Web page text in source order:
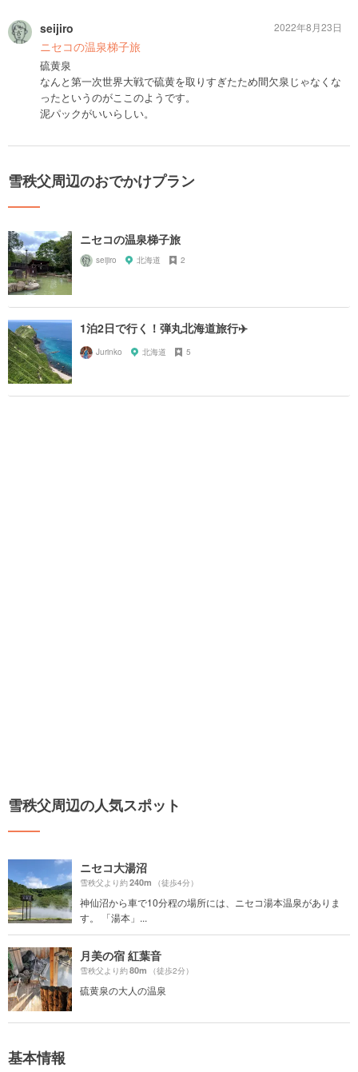
seijiro
ニセコの温泉梯子旅
硫黄泉
なんと第一次世界大戦で硫黄を取りすぎたため間欠泉じゃなくな
ったというのがここのようです。
泥パックがいいらしい。
2022年8月23日
雪秩父周辺のおでかけプラン
ニセコの温泉梯子旅
seijiro 北海道 2
1泊2日で行く！弾丸北海道旅行✈️
Jurinko 北海道 5
雪秩父周辺の人気スポット
ニセコ大湯沼
雪秩父より約240m （徒歩4分）
神仙沼から車で10分程の場所には、ニセコ湯本温泉がありま
す。 「湯本」...
月美の宿 紅葉音
雪秩父より約80m （徒歩2分）
硫黄泉の大人の温泉
基本情報